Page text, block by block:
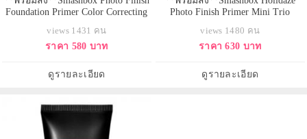
Foundation Primer Color Correcting
อร์สูตรปรับสภาพผิวกับคุณสมบัติ
พิเศษสุดมหัศจรรย์ ปรับสีผิวก่อนแต่ง
ได้อย่างดี แถมยังช่วยแก้ปัญหาผิวที่
แตกต่างกัน เบสไพร์มเมอร์
views 1431 คน
ราคา 580 บาท
ดูรายละเอียด
Photo Finish Primer Mini Trio
ไอเทมสำหรับเตรียมผิวหน้าให้สวย
เนียนพร้อมเซตเมคอัพให้ติดทนนาน
แลดูสุขภาพดีเหมือนได้บำรุงมาทั้งปี
views 1480 คน
ราคา 630 บาท
ดูรายละเอียด